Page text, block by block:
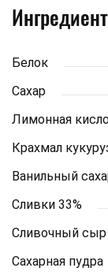
Белок
Сахар
Лимонная
Крахмал
Ванильный
Сливки 33%
Сливочный сыр
Сахарная пудра